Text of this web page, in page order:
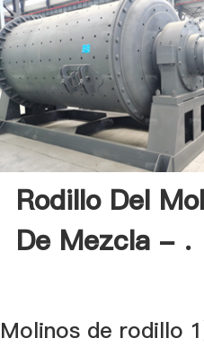
Rodillo Del
De Mezcla - .
Molinos de rodillo